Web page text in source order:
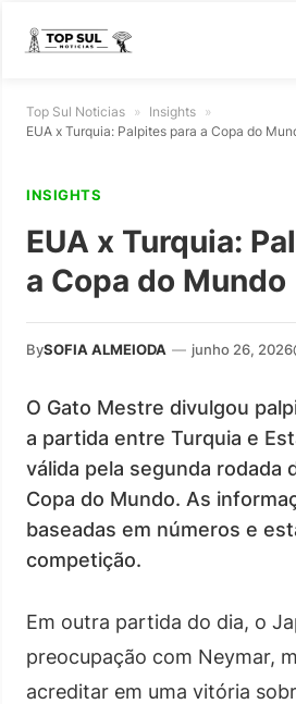
Top Sul Noticias » Insights »
EUA x Turquia: Palpites para a Copa do
INSIGHTS
EUA x Turquia:
a Copa do Mundo
BySOFIA ALMEIODA — junho 26, 2026
O Gato Mestre divulgou
a partida entre Turquia e
válida pela segunda rodada
Copa do Mundo. As
baseadas em números e
competição.
Em outra partida do dia, o
preocupação com Neymar,
acreditar em uma vitória